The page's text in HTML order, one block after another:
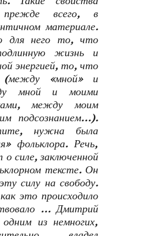
всего, в
материале.
для него то, что
жизнь и
энергией, то, что
(между «мной» и
мной и моими
между моим
подсознанием…).
нужна была
фольклора. Речь,
о силе, заключенной
тексте. Он
силу на свободу.
это происходило
… Дмитрий
из немногих,